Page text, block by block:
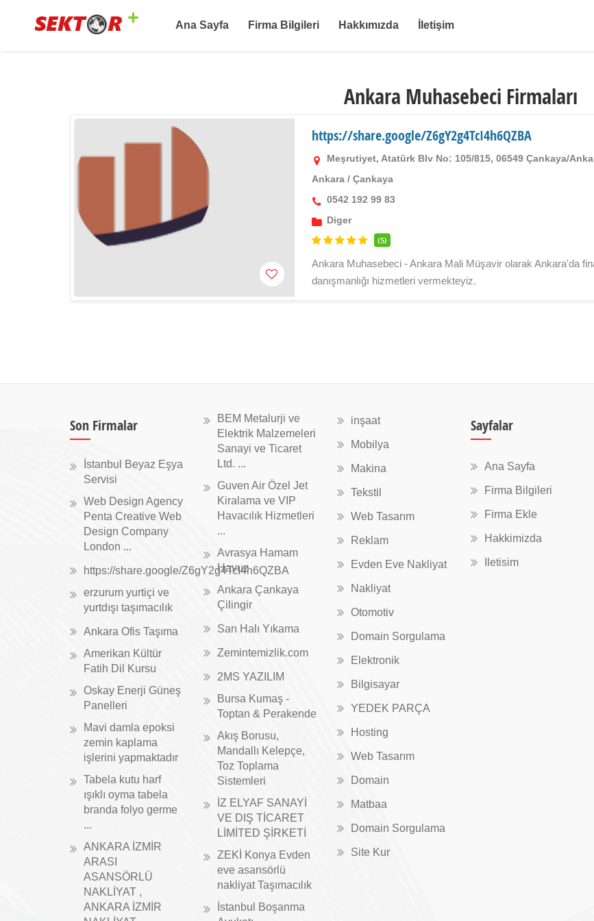
Ana Sayfa Firma Bilgileri Hakkımızda İletişim
Ankara Muhasebeci Firmaları
https://share.google/Z6gY2g4TcI4h6QZBA
Meşrutiyet, Atatürk Blv No: 105/815, 06549 Çankaya/
Ankara /Çankaya
0542 192 99 83
Diger
(5)
Ankara Muhasebeci - Ankara Mali Müşavir olarak Ankara'da
danışmanlığı hizmetleri vermekteyiz.
Son Firmalar
İstanbul Beyaz Eşya
Servisi
Web Design Agency
Penta Creative Web
Design Company
London ...
https://share.google/Z6gY2g4TcI4h6QZBA
erzurum yurtiçi ve
yurtdışı taşımacılık
Ankara Ofis Taşıma
Amerikan Kültür
Fatih Dil Kursu
Oskay Enerji Güneş
Panelleri
Mavi damla epoksi
zemin kaplama
işlerini yapmaktadır
Tabela kutu harf
ışıklı oyma tabela
branda folyo germe
...
ANKARA İZMİR
ARASI
ASANSÖRLÜ
NAKLİYAT ,
ANKARA İZMİR
BEM Metalurji ve
Elektrik Malzemeleri
Sanayi ve Ticaret
Ltd. ...
Guven Air Özel Jet
Kiralama ve VIP
Havacılık Hizmetleri
...
Avrasya Hamam
Havuz
Ankara Çankaya
Çilingir
Sarı Halı Yıkama
Zemintemizlik.com
2MS YAZILIM
Bursa Kumaş -
Toptan & Perakende
Akış Borusu,
Mandallı Kelepçe,
Toz Toplama
Sistemleri
İZ ELYAF SANAYİ
VE DIŞ TİCARET
LİMİTED ŞİRKETİ
ZEKİ Konya Evden
eve asansörlü
nakliyat Taşımacılık
İstanbul Boşanma
inşaat
Mobilya
Makina
Tekstil
Web Tasarım
Reklam
Evden Eve Nakliyat
Nakliyat
Otomotiv
Domain Sorgulama
Elektronik
Bilgisayar
YEDEK PARÇA
Hosting
Web Tasarım
Domain
Matbaa
Domain Sorgulama
Site Kur
Sayfalar
Ana Sayfa
Firma Bilgileri
Firma Ekle
Hakkimizda
Iletisim